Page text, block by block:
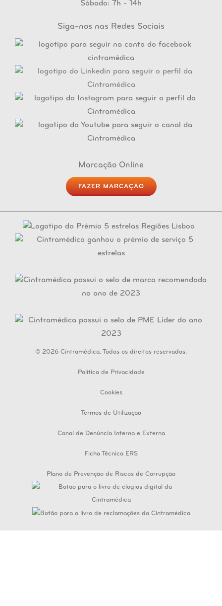
Sábado: 7h - 14h
Siga-nos nas Redes Sociais
Marcação Online
FAZER MARCAÇÃO
© 2026 Cintramédica. Todos os direitos reservados.
Política de Privacidade
Cookies
Termos de Utilização
Canal de Denúncia Interna e Externa
Ficha Técnica ERS
Plano de Prevenção de Riscos de Corrupção